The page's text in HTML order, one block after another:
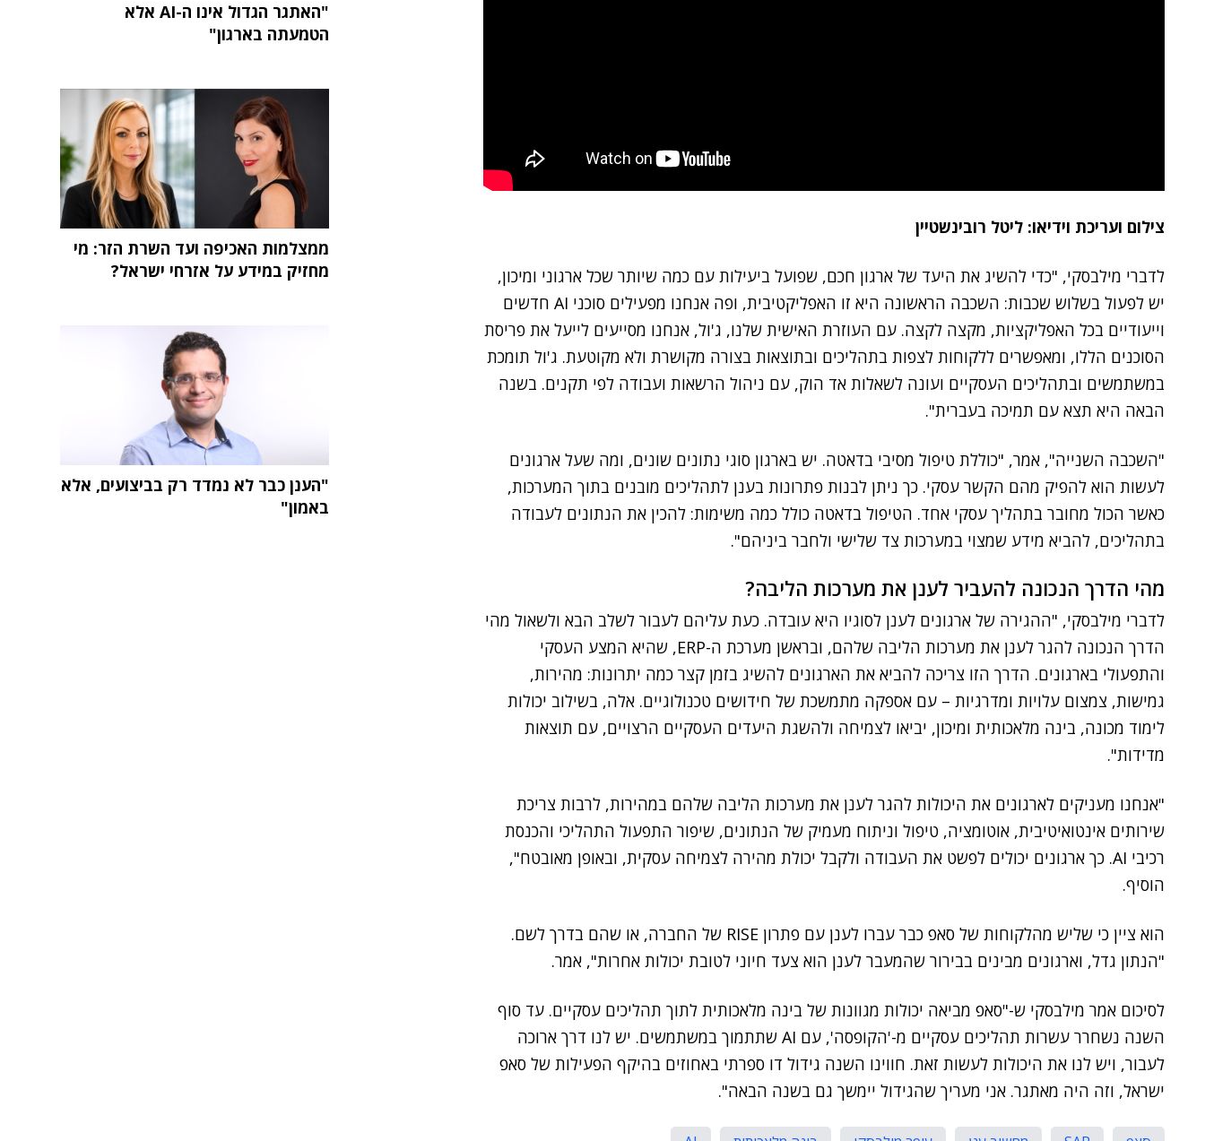
צילום ועריכת וידיאו: ליטל רובינשטיין
לדברי מילבסקי, "כדי להשיג את היעד של ארגון חכם, שפועל ביעילות עם כמה שיותר שכל ארגוני ומיכון,
יש לפעול בשלוש שכבות: השכבה הראשונה היא זו האפליקטיבית, ופה אנחנו מפעילים סוכני AI חדשים
וייעודיים בכל האפליקציות, מקצה לקצה. עם העוזרת האישית שלנו, ג'ול, אנחנו מסייעים לייעל את פריסת
הסוכנים הללו, ומאפשרים ללקוחות לצפות בתהליכים ובתוצאות בצורה מקושרת ולא מקוטעת. ג'ול תומכת
במשתמשים ובתהליכים העסקיים ועונה לשאלות אד הוק, עם ניהול הרשאות ועבודה לפי תקנים. בשנה
הבאה היא תצא עם תמיכה בעברית".
"השכבה השנייה", אמר, "כוללת טיפול מסיבי בדאטה. יש בארגון סוגי נתונים שונים, ומה שעל ארגונים
לעשות הוא להפיק מהם הקשר עסקי. כך ניתן לבנות פתרונות בענן לתהליכים מובנים בתוך המערכות,
כאשר הכול מחובר בתהליך עסקי אחד. הטיפול בדאטה כולל כמה משימות: להכין את הנתונים לעבודה
בתהליכים, להביא מידע שמצוי במערכות צד שלישי ולחבר ביניהם".
מהי הדרך הנכונה להעביר לענן את מערכות הליבה?
לדברי מילבסקי, "ההגירה של ארגונים לענן לסוגיו היא עובדה. כעת עליהם לעבור לשלב הבא ולשאול מהי
הדרך הנכונה להגר לענן את מערכות הליבה שלהם, ובראשן מערכת ה-ERP, שהיא המצע העסקי
והתפעולי בארגונים. הדרך הזו צריכה להביא את הארגונים להשיג בזמן קצר כמה יתרונות: מהירות,
גמישות, צמצום עלויות ומדרגיות – עם אספקה מתמשכת של חידושים טכנולוגיים. אלה, בשילוב יכולות
לימוד מכונה, בינה מלאכותית ומיכון, יביאו לצמיחה ולהשגת היעדים העסקיים הרצויים, עם תוצאות
מדידות".
"אנחנו מעניקים לארגונים את היכולות להגר לענן את מערכות הליבה שלהם במהירות, לרבות צריכת
שירותים אינטואיטיבית, אוטומציה, טיפול וניתוח מעמיק של הנתונים, שיפור התפעול התהליכי והכנסת
רכיבי AI. כך ארגונים יכולים לפשט את העבודה ולקבל יכולת מהירה לצמיחה עסקית, ובאופן מאובטח",
הוסיף.
הוא ציין כי שליש מהלקוחות של סאפ כבר עברו לענן עם פתרון RISE של החברה, או שהם בדרך לשם.
"הנתון גדל, וארגונים מבינים בבירור שהמעבר לענן הוא צעד חיוני לטובת יכולות אחרות", אמר.
לסיכום אמר מילבסקי ש-"סאפ מביאה יכולות מגוונות של בינה מלאכותית לתוך תהליכים עסקיים. עד סוף
השנה נשחרר עשרות תהליכים עסקיים מ-'הקופסה', עם AI שתתמוך במשתמשים. יש לנו דרך ארוכה
לעבור, ויש לנו את היכולות לעשות זאת. חווינו השנה גידול דו ספרתי באחוזים בהיקף הפעילות של סאפ
ישראל, וזה היה מאתגר. אני מעריך שהגידול יימשך גם בשנה הבאה".
"האתגר הגדול אינו ה-AI אלא
הטמעתה בארגון"
ממצלמות האכיפה ועד השרת הזר: מי
מחזיק במידע על אזרחי ישראל?
"הענן כבר לא נמדד רק בביצועים, אלא
באמון"